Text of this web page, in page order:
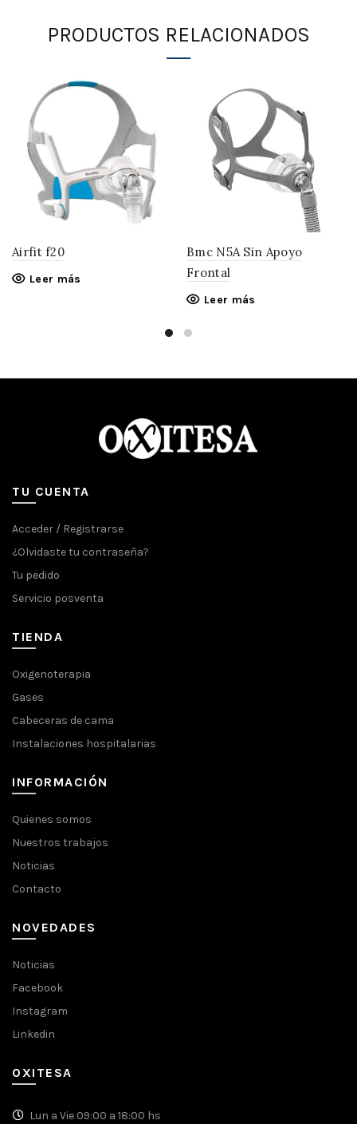
PRODUCTOS RELACIONADOS
Airfit f20
Leer más
Bmc N5A Sin Apoyo
Frontal
Leer más
TU CUENTA
Acceder / Registrarse
¿Olvidaste tu contraseña?
Tu pedido
Servicio posventa
TIENDA
Oxigenoterapia
Gases
Cabeceras de cama
Instalaciones hospitalarias
INFORMACIÓN
Quienes somos
Nuestros trabajos
Noticias
Contacto
NOVEDADES
Noticias
Facebook
Instagram
Linkedin
OXITESA
Lun a Vie 09:00 a 18:00 hs